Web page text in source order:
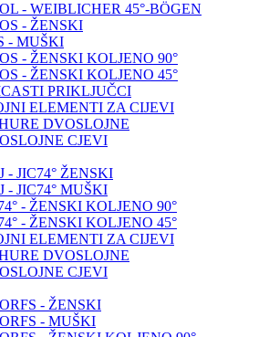
- WEIBLICHER 45°-BÖGEN
- ŽENSKI
- MUŠKI
- ŽENSKI KOLJENO 90°
- ŽENSKI KOLJENO 45°
PRIKLJUČCI
ELEMENTI ZA CIJEVI
DVOSLOJNE
CJEVI
- JIC74° ŽENSKI
- JIC74° MUŠKI
- ŽENSKI KOLJENO 90°
- ŽENSKI KOLJENO 45°
ELEMENTI ZA CIJEVI
DVOSLOJNE
CJEVI
- ŽENSKI
- MUŠKI